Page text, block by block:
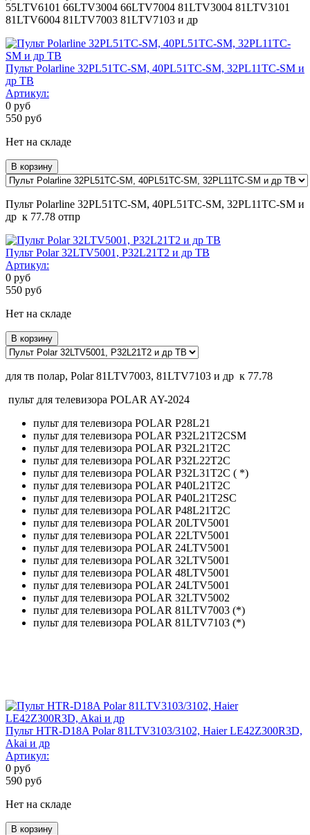
55LTV6101 66LTV3004 66LTV7004 81LTV3004 81LTV3101
81LTV6004 81LTV7003 81LTV7103 и др
Пульт Polarline 32PL51TC-SM, 40PL51TC-SM, 32PL11TC-SM и
др ТВ
Артикул:
0 руб
550 руб
Нет на складе
В корзину
Пульт Polarline 32PL51TC-SM, 40PL51TC-SM, 32PL11TC-SM и
др к 77.78 отпр
Пульт Polar 32LTV5001, P32L21T2 и др ТВ
Артикул:
0 руб
550 руб
Нет на складе
В корзину
для тв полар, Polar 81LTV7003, 81LTV7103 и др к 77.78
пульт для телевизора POLAR AY-2024
пульт для телевизора POLAR P28L21
пульт для телевизора POLAR P32L21T2CSM
пульт для телевизора POLAR P32L21T2C
пульт для телевизора POLAR P32L22T2C
пульт для телевизора POLAR P32L31T2C ( *)
пульт для телевизора POLAR P40L21T2C
пульт для телевизора POLAR P40L21T2SC
пульт для телевизора POLAR P48L21T2C
пульт для телевизора POLAR 20LTV5001
пульт для телевизора POLAR 22LTV5001
пульт для телевизора POLAR 24LTV5001
пульт для телевизора POLAR 32LTV5001
пульт для телевизора POLAR 48LTV5001
пульт для телевизора POLAR 24LTV5001
пульт для телевизора POLAR 32LTV5002
пульт для телевизора POLAR 81LTV7003 (*)
пульт для телевизора POLAR 81LTV7103 (*)
Пульт HTR-D18A Polar 81LTV3103/3102, Haier LE42Z300R3D,
Akai и др
Артикул:
0 руб
590 руб
Нет на складе
В корзину